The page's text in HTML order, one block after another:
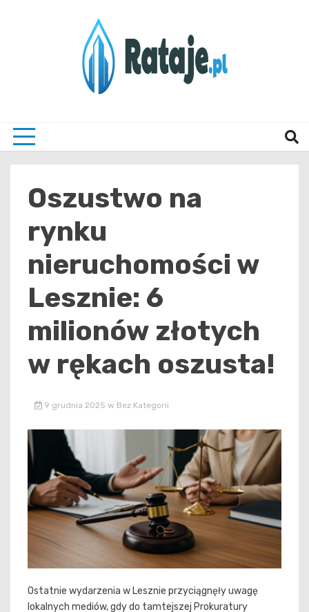
Oszustwo na
rynku
nieruchomości w
Lesznie: 6
milionów złotych
w rękach oszusta!
9 grudnia 2025 w Bez Kategorii
Ostatnie wydarzenia w Lesznie przyciągnęły uwagę
lokalnych mediów, gdy do tamtejszej Prokuratury